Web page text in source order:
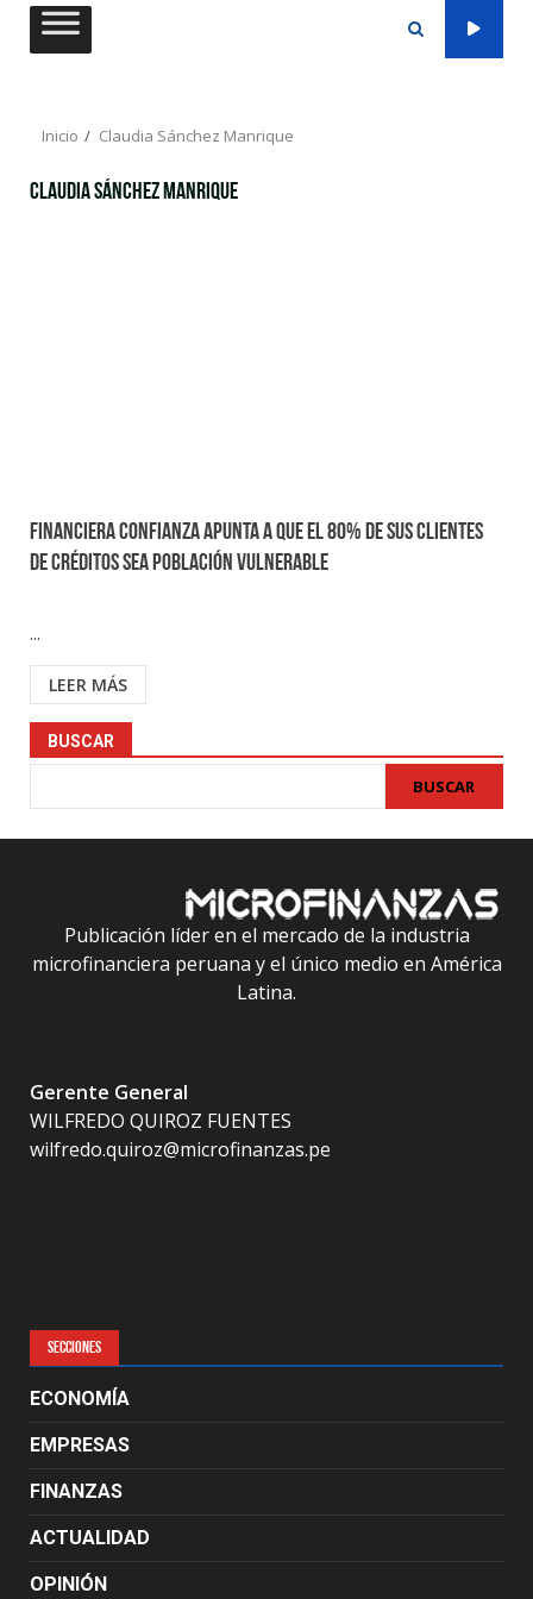
Saltar
Inicio Claudia Sánchez Manrique
Claudia Sánchez Manrique
Financiera Confianza apunta a que el 80% de sus clientes
de créditos sea población vulnerable
...
LEER MÁS
BUSCAR
BUSCAR
Publicación líder en el mercado de la industria
microfinanciera peruana y el único medio en América
Latina.
Gerente General
WILFREDO QUIROZ FUENTES
wilfredo.quiroz@microfinanzas.pe
SECCIONES
ECONOMÍA
EMPRESAS
FINANZAS
ACTUALIDAD
OPINIÓN